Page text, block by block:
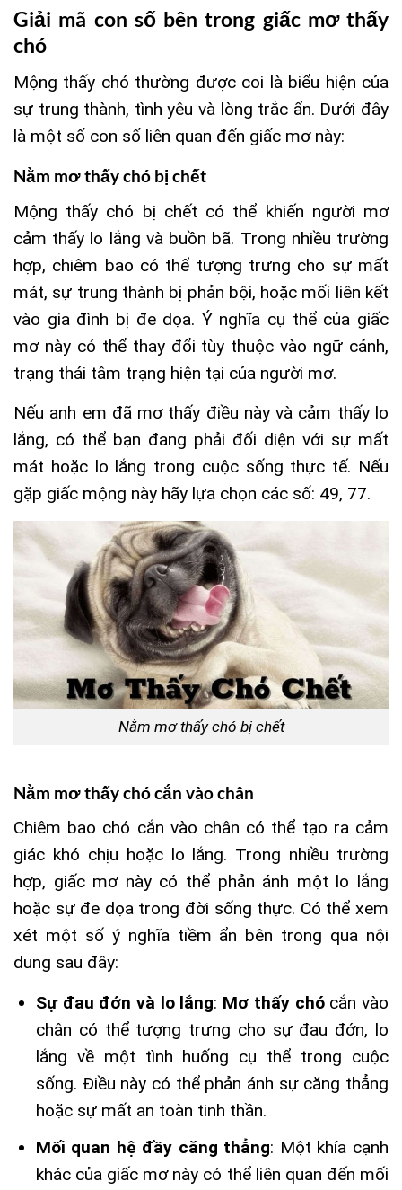
Giải mã con số bên trong giấc mơ thấy
chó
Mộng thấy chó thường được coi là biểu hiện của
sự trung thành, tình yêu và lòng trắc ẩn. Dưới đây
là một số con số liên quan đến giấc mơ này:
Nằm mơ thấy chó bị chết
Mộng thấy chó bị chết có thể khiến người mơ
cảm thấy lo lắng và buồn bã. Trong nhiều trường
hợp, chiêm bao có thể tượng trưng cho sự mất
mát, sự trung thành bị phản bội, hoặc mối liên kết
vào gia đình bị đe dọa. Ý nghĩa cụ thể của giấc
mơ này có thể thay đổi tùy thuộc vào ngữ cảnh,
trạng thái tâm trạng hiện tại của người mơ.
Nếu anh em đã mơ thấy điều này và cảm thấy lo
lắng, có thể bạn đang phải đối diện với sự mất
mát hoặc lo lắng trong cuộc sống thực tế. Nếu
gặp giấc mộng này hãy lựa chọn các số: 49, 77.
Nằm mơ thấy chó bị chết
Nằm mơ thấy chó cắn vào chân
Chiêm bao chó cắn vào chân có thể tạo ra cảm
giác khó chịu hoặc lo lắng. Trong nhiều trường
hợp, giấc mơ này có thể phản ánh một lo lắng
hoặc sự đe dọa trong đời sống thực. Có thể xem
xét một số ý nghĩa tiềm ẩn bên trong qua nội
dung sau đây:
Sự đau đớn và lo lắng: Mơ thấy chó cắn vào
chân có thể tượng trưng cho sự đau đớn, lo
lắng về một tình huống cụ thể trong cuộc
sống. Điều này có thể phản ánh sự căng thẳng
hoặc sự mất an toàn tinh thần.
Mối quan hệ đầy căng thẳng: Một khía cạnh
khác của giấc mơ này có thể liên quan đến mối